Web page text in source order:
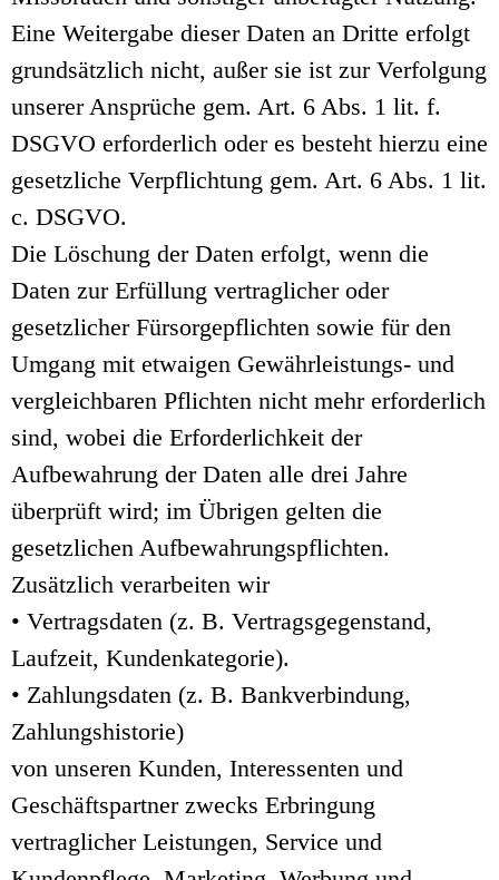
Eine Weitergabe dieser Daten an Dritte erfolgt
grundsätzlich nicht, außer sie ist zur Verfolgung
unserer Ansprüche gem. Art. 6 Abs. 1 lit. f.
DSGVO erforderlich oder es besteht hierzu eine
gesetzliche Verpflichtung gem. Art. 6 Abs. 1 lit.
c. DSGVO.
Die Löschung der Daten erfolgt, wenn die
Daten zur Erfüllung vertraglicher oder
gesetzlicher Fürsorgepflichten sowie für den
Umgang mit etwaigen Gewährleistungs- und
vergleichbaren Pflichten nicht mehr erforderlich
sind, wobei die Erforderlichkeit der
Aufbewahrung der Daten alle drei Jahre
überprüft wird; im Übrigen gelten die
gesetzlichen Aufbewahrungspflichten.
Zusätzlich verarbeiten wir
• Vertragsdaten (z. B. Vertragsgegenstand,
Laufzeit, Kundenkategorie).
• Zahlungsdaten (z. B. Bankverbindung,
Zahlungshistorie)
von unseren Kunden, Interessenten und
Geschäftspartner zwecks Erbringung
vertraglicher Leistungen, Service und